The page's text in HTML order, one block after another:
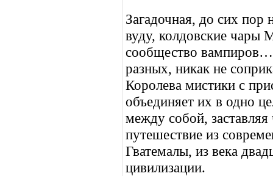
Загадочная, до сих пор
вуду, колдовские чары
сообщество
разных, никак не
Королева мистики с
объединяет их в одно
между собой, заставляя
путешествие из
Гватемалы, из века
цивилизации.